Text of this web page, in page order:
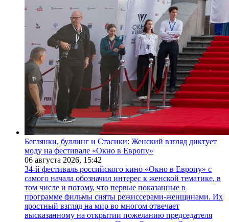
Беглянки, буллинг и Стасики: Женский взгляд диктует
моду на фестивале «Окно в Европу»
06 августа 2026, 15:42
34-й фестиваль российского кино «Окно в Европу» с
самого начала обозначил интерес к женской тематике, в
том числе и потому, что первые показанные в
программе фильмы сняты режиссерами-женщинами. Их
яростный взгляд на мир во многом отвечает
высказанному на открытии пожеланию председателя